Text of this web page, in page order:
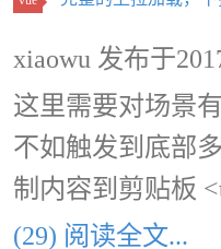
xiaowu 发布于
这里需要对场景
不如触发到底部
制内容到剪贴板
(29) 阅读全文...